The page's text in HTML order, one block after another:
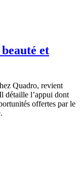
et
Quadro, revient
détaille l’appui dont
offertes par le